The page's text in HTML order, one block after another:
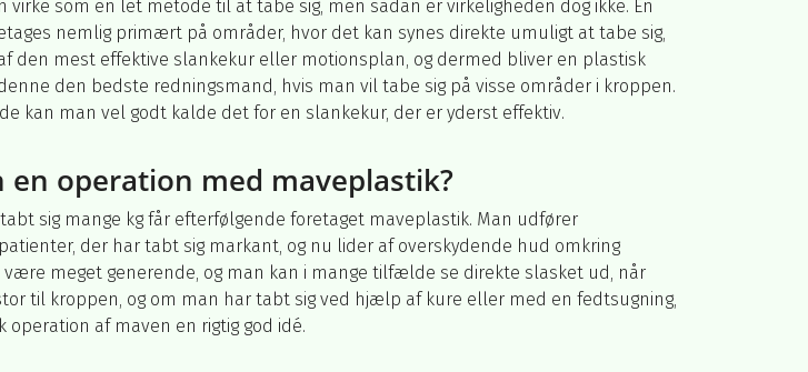
virke som en let metode til at tabe sig, men sådan er virkeligheden dog ikke. En
nemlig primært på områder, hvor det kan synes direkte umuligt at tabe sig,
den mest effektive slankekur eller motionsplan, og dermed bliver en plastisk
den bedste redningsmand, hvis man vil tabe sig på visse områder i kroppen.
kan man vel godt kalde det for en slankekur, der er yderst effektiv.
en operation med maveplastik?
sig mange kg får efterfølgende foretaget maveplastik. Man udfører
der har tabt sig markant, og nu lider af overskydende hud omkring
være meget generende, og man kan i mange tilfælde se direkte slasket ud, når
til kroppen, og om man har tabt sig ved hjælp af kure eller med en fedtsugning,
operation af maven en rigtig god idé.